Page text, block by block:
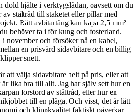
dold hjälte i verktygslådan, oavsett om du
ståltråd till staketet eller pillar med
Rätt avbitartång kan kapa 2,5 mm²
behöver ta i för kung och fosterland.
i november och försöker nå en kabel,
en prisvärd sidavbitare och en billig
snett.
att välja sidavbitare helt på pris, eller att
lika bra till allt. Jag har själv sett hur en
förstörd av ståltråd, eller hur en
till en plåga. Och visst, det är lätt
och klippkvalitet faktiskt påverkar